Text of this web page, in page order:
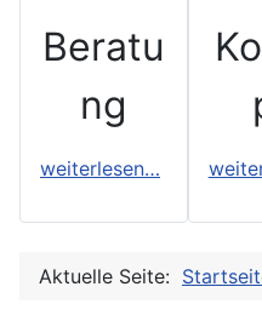
Beratu
ng
weiterlesen…
Aktuelle Seite: